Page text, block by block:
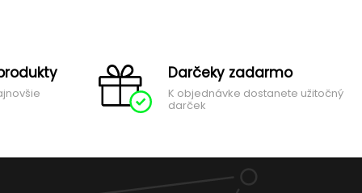
Darčeky zadarmo
K objednávke dostanete užitočný
darček